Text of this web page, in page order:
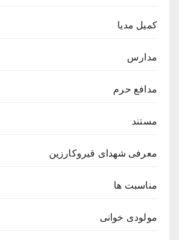
کمیل مدیا
مدارس
مدافع حرم
مستند
معرفی شهدای قیروکارزین
مناسبت ها
مولودی خوانی